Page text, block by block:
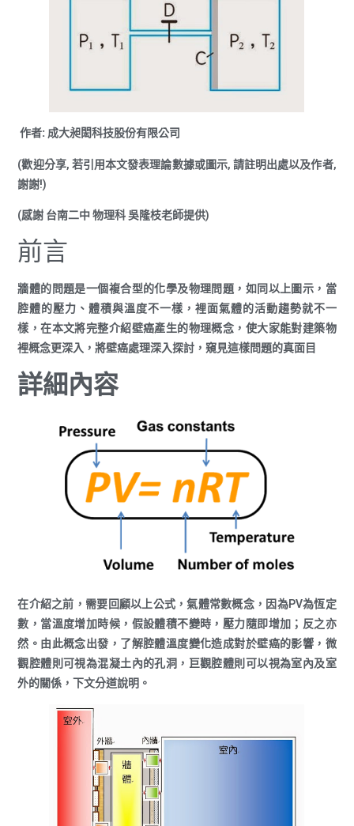
作者: 成大昶閎科技股份有限公司
(歡迎分享, 若引用本文發表理論數據或圖示, 請註明出處以及作者,
謝謝!)
(感謝 台南二中 物理科 吳隆枝老師提供)
前言
牆體的問題是一個複合型的化學及物理問題，如同以上圖示，當
腔體的壓力、體積與溫度不一樣，裡面氣體的活動趨勢就不一
樣，在本文將完整介紹壁癌產生的物理概念，使大家能對建築物
裡概念更深入，將壁癌處理深入探討，窺見這樣問題的真面目
詳細內容
在介紹之前，需要回顧以上公式，氣體常數概念，因為PV為恆定
數，當溫度增加時候，假設體積不變時，壓力隨即增加；反之亦
然。由此概念出發，了解腔體溫度變化造成對於壁癌的影響，微
觀腔體則可視為混凝土內的孔洞，巨觀腔體則可以視為室內及室
外的關係，下文分道說明。